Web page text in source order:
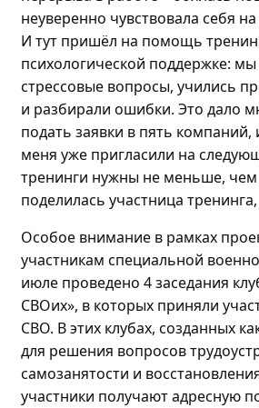
неуверенно чувствовала себя
И тут пришёл на помощь т
психологической поддержке:
стрессовые вопросы, учились
и разбирали ошибки. Это дало
подать заявки в пять компаний,
меня уже пригласили на
тренинги нужны не меньше, чем
поделилась участница
Особое внимание в рамках
участникам специальной
июле проведено 4 заседания
СВОих», в которых приняли
СВО. В этих клубах, созданных
для решения вопросов
самозанятости и
участники получают адресную